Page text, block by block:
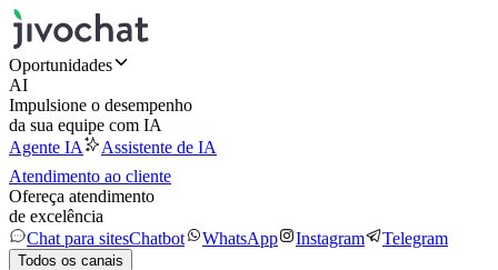
Oportunidades
AI
Impulsione o desempenho
da sua equipe com IA
Agente IA
Assistente de IA
Atendimento ao cliente
Ofereça atendimento
de excelência
Chat para sitesChatbot WhatsApp Instagram Telegram
Todos os canais